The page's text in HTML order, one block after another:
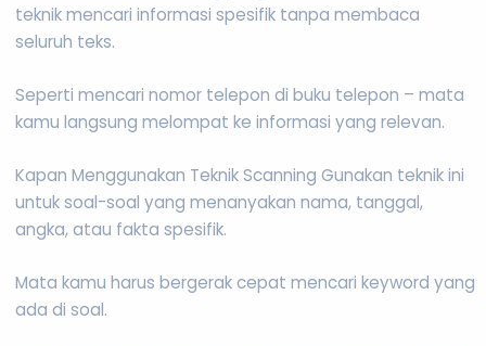
teknik mencari informasi spesifik tanpa membaca
seluruh teks.
Seperti mencari nomor telepon di buku telepon – mata
kamu langsung melompat ke informasi yang relevan.
Kapan Menggunakan Teknik Scanning Gunakan teknik ini
untuk soal-soal yang menanyakan nama, tanggal,
angka, atau fakta spesifik.
Mata kamu harus bergerak cepat mencari keyword yang
ada di soal.